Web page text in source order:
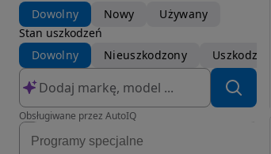
Dowolny
Nowy
Używany
Stan uszkodzeń
Dowolny
Nieuszkodzony Uszkodzony
Obsługiwane przez AutoIQ